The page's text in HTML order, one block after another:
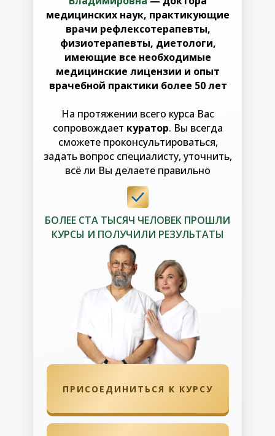
медицинских наук, практикующие
врачи рефлексотерапевты,
физиотерапевты, диетологи,
имеющие все необходимые
медицинские лицензии и опыт
врачебной практики более 50 лет
На протяжении всего курса Вас
сопровождаеткуратор . Вы всегда
сможете проконсультироваться,
задать вопрос специалисту, уточнить,
всё ли Вы делаете правильно
БОЛЕЕ СТА ТЫСЯЧ ЧЕЛОВЕК ПРОШЛИ
КУРСЫ И ПОЛУЧИЛИ РЕЗУЛЬТАТЫ
медицинских наук, практикующие
врачи рефлексотерапевты,
физиотерапевты, диетологи,
имеющие все необходимые
медицинские лицензии и опыт
врачебной практики более 50 лет
На протяжении всего курса Вас
сопровождает куратор. Вы всегда
сможете проконсультироваться,
задать вопрос специалисту, уточнить,
всё ли Вы делаете правильно
БОЛЕЕ СТА ТЫСЯЧ ЧЕЛОВЕК ПРОШЛИ
КУРСЫ И ПОЛУЧИЛИ РЕЗУЛЬТАТЫ
ПРИСОЕДИНИТЬСЯ К КУРСУ